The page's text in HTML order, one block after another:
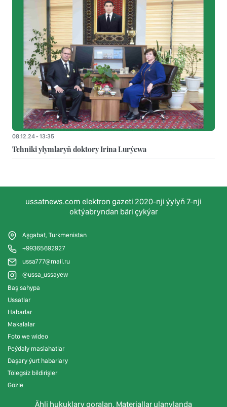
08.12.24 - 13:35
Tehniki ylymlaryň doktory Irina Lurýewa
ussatnews.com elektron gazeti 2020-nji ýylyň 7-nji
oktýabryndan bäri çykýar
Aşgabat, Turkmenistan
+99365692927
ussa777@mail.ru
@ussa_ussayew
Baş sahypa
Ussatlar
Habarlar
Makalalar
Foto we wideo
Peýdaly maslahatlar
Daşary ýurt habarlary
Tölegsiz bildirişler
Gözle
Ähli hukuklary goralan. Materiallar ulanylanda